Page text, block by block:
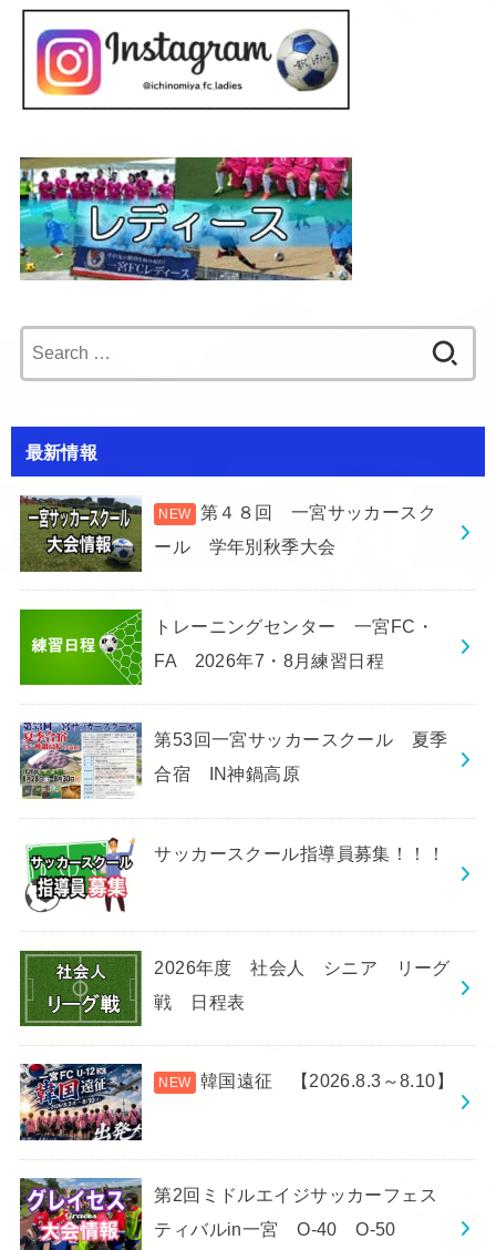
for:
最新情報
第４８回 一宮サッカースク
ール 学年別秋季大会
トレーニングセンター 一宮FC・
FA 2026年7・8月練習日程
第53回一宮サッカースクール 夏季
合宿 IN神鍋高原
サッカースクール指導員募集！！！
2026年度 社会人 シニア リーグ
戦 日程表
韓国遠征 【2026.8.3～8.10】
第2回ミドルエイジサッカーフェス
ティバルin一宮 O-40 O-50